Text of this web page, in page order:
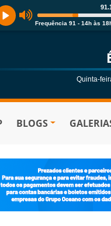
Frequência 91 - 14h às
Quinta-
BLOGS